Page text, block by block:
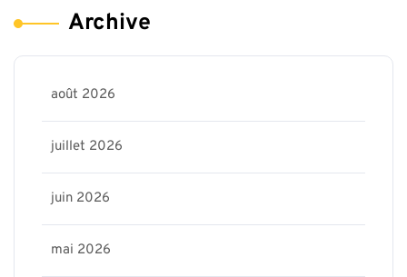
Archive
août 2026
juillet 2026
juin 2026
mai 2026